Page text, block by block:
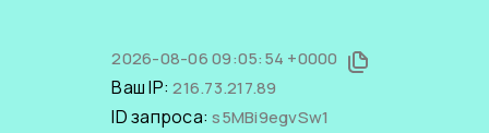
2026-08-06 09:05:54 +0000
Ваш IP:216.73.217.89
ID запроса:s5MBi9egvSw1